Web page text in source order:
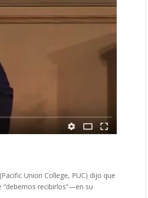
Union College, PUC) dijo que
“debemos recibirlos”—en su